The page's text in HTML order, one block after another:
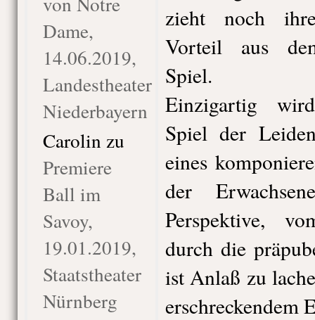
Dame,
14.06.2019,
Landestheater
Niederbayern
Carolin zu
Premiere
Ball im
Savoy,
19.01.2019,
Staatstheater
Nürnberg
zieht noch
Vorteil aus
Spiel.
Einzigartig
Spiel der
eines
der
Perspektive,
durch die
ist Anlaß zu
erschreckendem